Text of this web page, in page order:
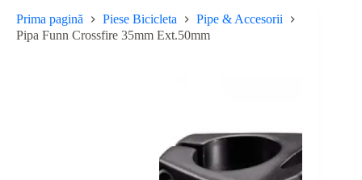
Prima pagină Piese Bicicleta
Pipe & Accesorii
Pipa Funn Crossfire 35mm Ext.50mm